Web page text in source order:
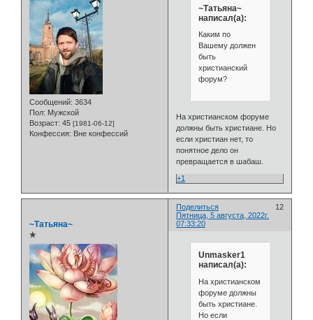
Сообщений: 3634
Пол: Мужской
Возраст: 45 [1981-06-12]
Конфессия: Вне конфессий
~Татьяна~
написал(а):
Каким по
Вашему должен
быть
христианский
форум?
На христианском форуме
должны быть христиане. Но
если христиан нет, то
понятное дело он
превращается в шабаш.
+1
Поделиться
12
Пятница, 5 августа, 2022г.
07:33:20
~Татьяна~
✯
Unmasker1
написал(а):
На христианском
форуме должны
быть христиане.
Но если